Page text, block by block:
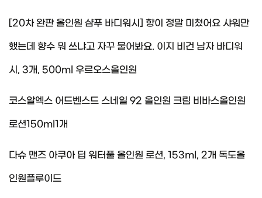
[20차 완판 올인원 샴푸 바디워시] 향이 정말 미쳤어요 샤워만
했는데 향수 뭐 쓰냐고 자꾸 물어봐요. 이지 비건 남자 바디워
시, 3개, 500ml 우르오스올인원
코스알엑스 어드벤스드 스네일 92 올인원 크림 비바스올인원
로션150ml1개
다슈 맨즈 아쿠아 딥 워터풀 올인원 로션, 153ml, 2개 독도올
인원플루이드